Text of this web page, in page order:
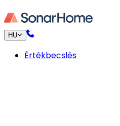
HU
Értékbecslés